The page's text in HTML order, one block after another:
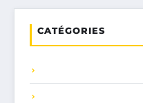
CATÉGORIES